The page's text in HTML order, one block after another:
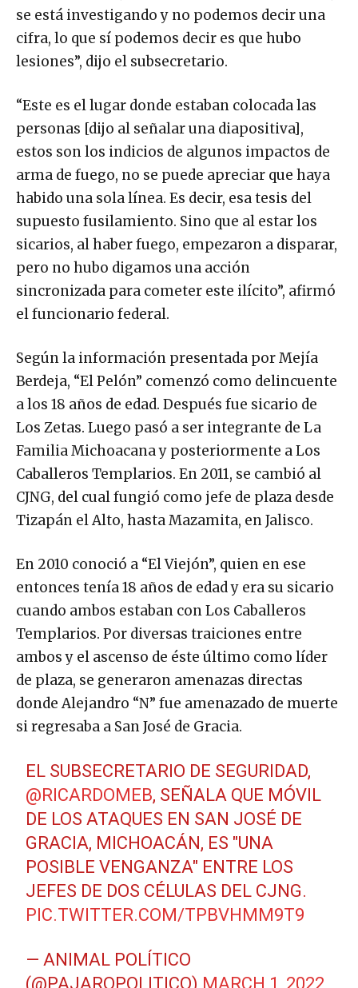
se está investigando y no podemos decir una
cifra, lo que sí podemos decir es que hubo
lesiones”, dijo el subsecretario.
“Este es el lugar donde estaban colocada las
personas [dijo al señalar una diapositiva],
estos son los indicios de algunos impactos de
arma de fuego, no se puede apreciar que haya
habido una sola línea. Es decir, esa tesis del
supuesto fusilamiento. Sino que al estar los
sicarios, al haber fuego, empezaron a disparar,
pero no hubo digamos una acción
sincronizada para cometer este ilícito”, afirmó
el funcionario federal.
Según la información presentada por Mejía
Berdeja, “El Pelón” comenzó como delincuente
a los 18 años de edad. Después fue sicario de
Los Zetas. Luego pasó a ser integrante de La
Familia Michoacana y posteriormente a Los
Caballeros Templarios. En 2011, se cambió al
CJNG, del cual fungió como jefe de plaza desde
Tizapán el Alto, hasta Mazamita, en Jalisco.
En 2010 conoció a “El Viejón”, quien en ese
entonces tenía 18 años de edad y era su sicario
cuando ambos estaban con Los Caballeros
Templarios. Por diversas traiciones entre
ambos y el ascenso de éste último como líder
de plaza, se generaron amenazas directas
donde Alejandro “N” fue amenazado de muerte
si regresaba a San José de Gracia.
EL SUBSECRETARIO DE SEGURIDAD,
@RICARDOMEB, SEÑALA QUE MÓVIL
DE LOS ATAQUES EN SAN JOSÉ DE
GRACIA, MICHOACÁN, ES "UNA
POSIBLE VENGANZA" ENTRE LOS
JEFES DE DOS CÉLULAS DEL CJNG.
PIC.TWITTER.COM/TPBVHMM9T9
— ANIMAL POLÍTICO
(@PAJAROPOLITICO) MARCH 1, 2022